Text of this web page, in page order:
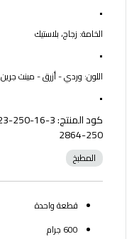
•
الخامة: زجاج، بلاستيك
•
اللون: وردي - أزرق - مينت جرين
•
250-2864
المطبخ
قطعة واحدة
600 جرام